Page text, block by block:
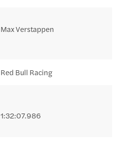
Max Verstappen
Red Bull Racing
1:32:07.986